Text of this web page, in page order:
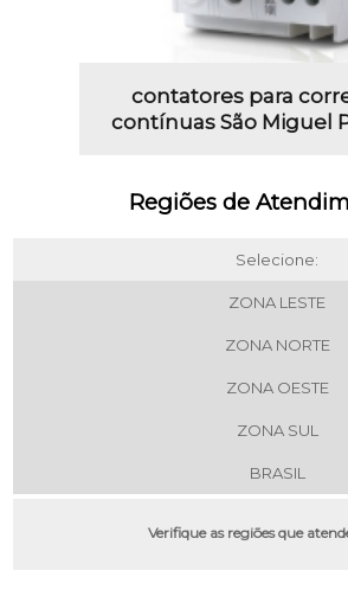
contatores para
contínuas São Miguel
Regiões de
Selecione:
ZONA LESTE
ZONA NORTE
ZONA OESTE
ZONA SUL
BRASIL
Verifique as regiões que